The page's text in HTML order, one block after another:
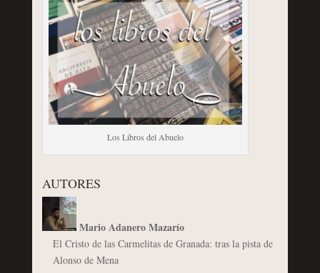
Los Libros del Abuelo
AUTORES
Mario Adanero Mazarío
El Cristo de las Carmelitas de Granada: tras la pista de
Alonso de Mena